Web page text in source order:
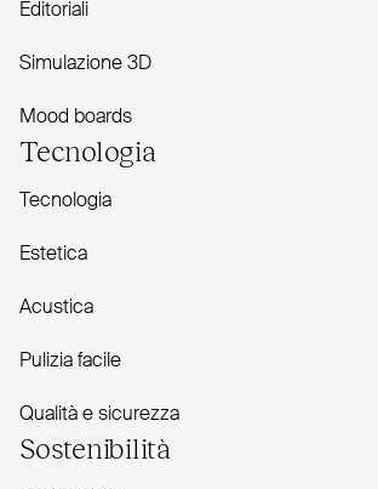
Editoriali
Simulazione 3D
Mood boards
Tecnologia
Tecnologia
Estetica
Acustica
Pulizia facile
Qualità e sicurezza
Sostenibilità